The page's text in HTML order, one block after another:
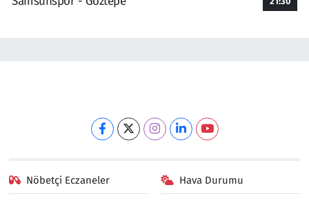
Nöbetçi Eczaneler Hava Durumu